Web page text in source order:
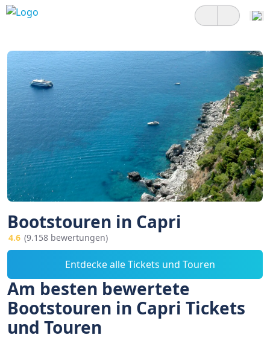
Bootstouren in Capri
4.6 (9.158 bewertungen)
Entdecke alle Tickets und Touren
Am besten bewertete
Bootstouren in Capri Tickets
und Touren